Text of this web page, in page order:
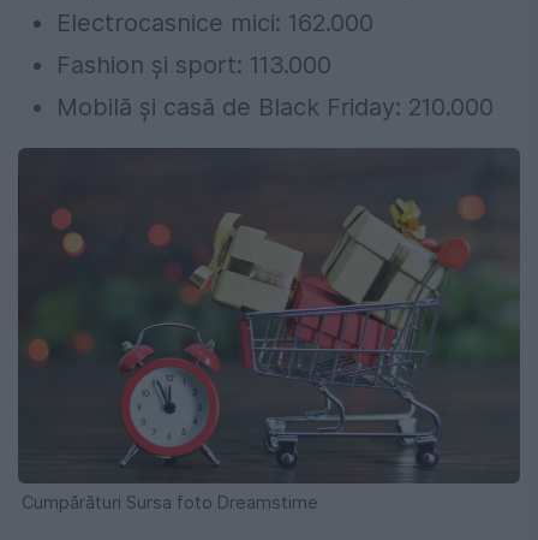
Electrocasnice mici: 162.000
Fashion şi sport: 113.000
Mobilă şi casă de Black Friday: 210.000
Cumpărături Sursa foto Dreamstime